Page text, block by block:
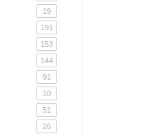
19
191
153
144
91
10
51
26